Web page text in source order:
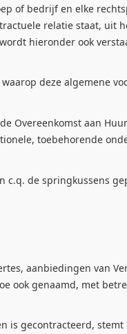
of bedrijf en elke
relatie staat, uit
hieronder ook
deze algemene
Overeenkomst aan
toebehorende
c.q. de springkussens
aanbiedingen van
ook genaamd, met
is gecontracteerd, stemt